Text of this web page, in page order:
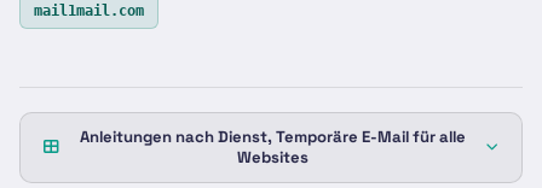
mail1mail.com
Anleitungen nach Dienst, Temporäre E-Mail für alle
Websites